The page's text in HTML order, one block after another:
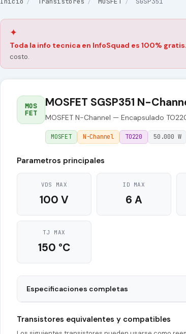
✦
Toda la info tecnica en InfoSquad es 100% gratis.
costo.
MOS
FET
MOSFET SGSP351 N-
MOSFET N-Channel — Encapsulado
MOSFET N-Channel TO220 50.000 W
Parametros principales
VDS MAX
100 V
ID MAX
6 A
TJ MAX
150 °C
Especificaciones completas
Transistores equivalentes y compatibles